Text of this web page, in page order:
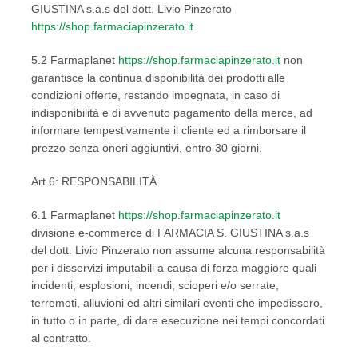
GIUSTINA s.a.s del dott. Livio Pinzerato
https://shop.farmaciapinzerato.it
5.2 Farmaplanet https://shop.farmaciapinzerato.it non
garantisce la continua disponibilità dei prodotti alle
condizioni offerte, restando impegnata, in caso di
indisponibilità e di avvenuto pagamento della merce, ad
informare tempestivamente il cliente ed a rimborsare il
prezzo senza oneri aggiuntivi, entro 30 giorni.
Art.6: RESPONSABILITÀ
6.1 Farmaplanet https://shop.farmaciapinzerato.it
divisione e-commerce di FARMACIA S. GIUSTINA s.a.s
del dott. Livio Pinzerato non assume alcuna responsabilità
per i disservizi imputabili a causa di forza maggiore quali
incidenti, esplosioni, incendi, scioperi e/o serrate,
terremoti, alluvioni ed altri similari eventi che impedissero,
in tutto o in parte, di dare esecuzione nei tempi concordati
al contratto.